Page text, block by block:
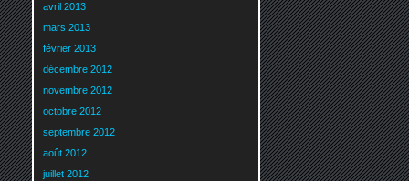
avril 2013
mars 2013
février 2013
décembre 2012
novembre 2012
octobre 2012
septembre 2012
août 2012
juillet 2012